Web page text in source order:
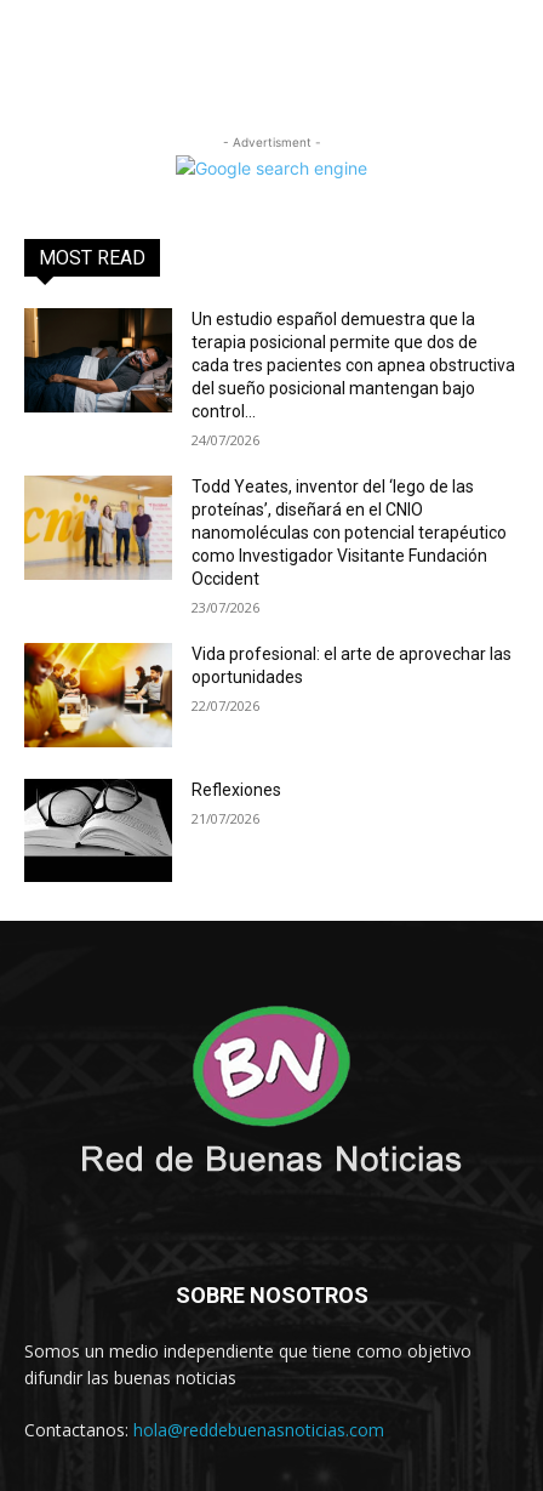
- Advertisment -
MOST READ
Un estudio español demuestra que la
terapia posicional permite que dos de
cada tres pacientes con apnea obstructiva
del sueño posicional mantengan bajo
control...
24/07/2026
Todd Yeates, inventor del ‘lego de las
proteínas’, diseñará en el CNIO
nanomoléculas con potencial terapéutico
como Investigador Visitante Fundación
Occident
23/07/2026
Vida profesional: el arte de aprovechar las
oportunidades
22/07/2026
Reflexiones
21/07/2026
SOBRE NOSOTROS
Somos un medio independiente que tiene como objetivo
difundir las buenas noticias
Contactanos: hola@reddebuenasnoticias.com